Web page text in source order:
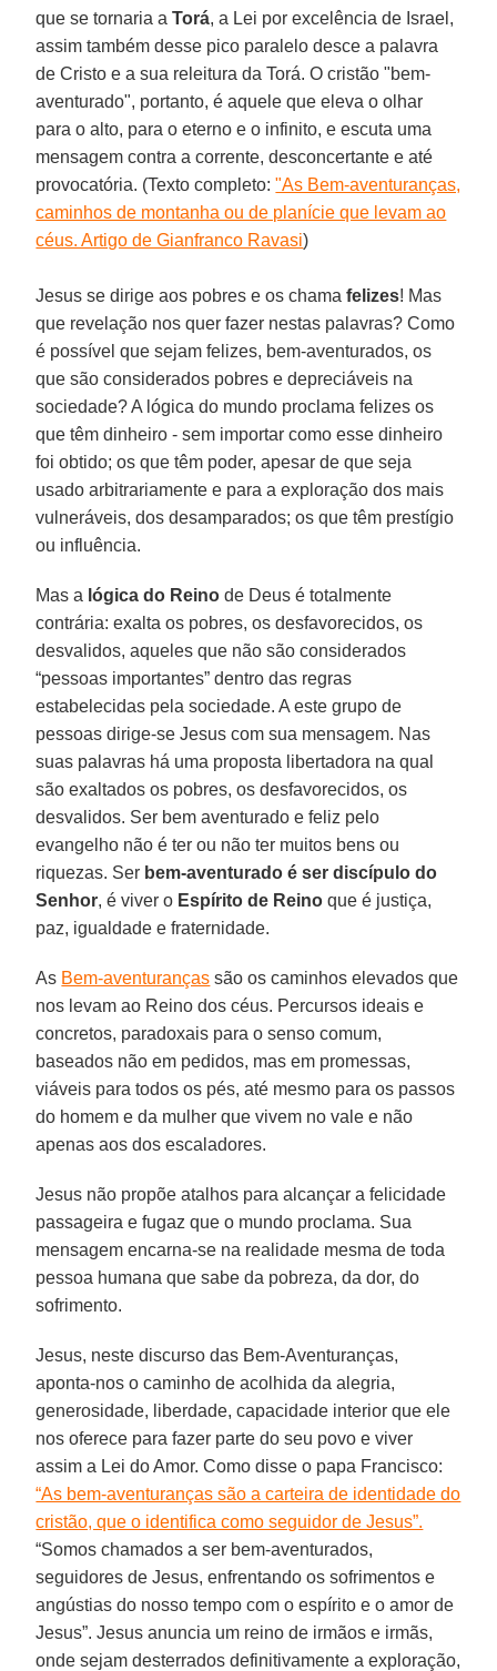
que se tornaria a Torá, a Lei por excelência de Israel,
assim também desse pico paralelo desce a palavra
de Cristo e a sua releitura da Torá. O cristão "bem-
aventurado", portanto, é aquele que eleva o olhar
para o alto, para o eterno e o infinito, e escuta uma
mensagem contra a corrente, desconcertante e até
provocatória. (Texto completo:"As Bem-aventuranças,
caminhos de montanha ou de planície que levam ao
céus. Artigo de Gianfranco Ravasi)
Jesus se dirige aos pobres e os chama felizes! Mas
que revelação nos quer fazer nestas palavras? Como
é possível que sejam felizes, bem-aventurados, os
que são considerados pobres e depreciáveis na
sociedade? A lógica do mundo proclama felizes os
que têm dinheiro - sem importar como esse dinheiro
foi obtido; os que têm poder, apesar de que seja
usado arbitrariamente e para a exploração dos mais
vulneráveis, dos desamparados; os que têm prestígio
ou influência.
Mas a lógica do Reino de Deus é totalmente
contrária: exalta os pobres, os desfavorecidos, os
desvalidos, aqueles que não são considerados
“pessoas importantes” dentro das regras
estabelecidas pela sociedade. A este grupo de
pessoas dirige-se Jesus com sua mensagem. Nas
suas palavras há uma proposta libertadora na qual
são exaltados os pobres, os desfavorecidos, os
desvalidos. Ser bem aventurado e feliz pelo
evangelho não é ter ou não ter muitos bens ou
riquezas. Ser bem-aventurado é ser discípulo do
Senhor, é viver o Espírito de Reino que é justiça,
paz, igualdade e fraternidade.
As Bem-aventuranças são os caminhos elevados que
nos levam ao Reino dos céus. Percursos ideais e
concretos, paradoxais para o senso comum,
baseados não em pedidos, mas em promessas,
viáveis para todos os pés, até mesmo para os passos
do homem e da mulher que vivem no vale e não
apenas aos dos escaladores.
Jesus não propõe atalhos para alcançar a felicidade
passageira e fugaz que o mundo proclama. Sua
mensagem encarna-se na realidade mesma de toda
pessoa humana que sabe da pobreza, da dor, do
sofrimento.
Jesus, neste discurso das Bem-Aventuranças,
aponta-nos o caminho de acolhida da alegria,
generosidade, liberdade, capacidade interior que ele
nos oferece para fazer parte do seu povo e viver
assim a Lei do Amor. Como disse o papa Francisco:
“As bem-aventuranças são a carteira de identidade do
cristão, que o identifica como seguidor de Jesus”.
“Somos chamados a ser bem-aventurados,
seguidores de Jesus, enfrentando os sofrimentos e
angústias do nosso tempo com o espírito e o amor de
Jesus”. Jesus anuncia um reino de irmãos e irmãs,
onde sejam desterrados definitivamente a exploração,